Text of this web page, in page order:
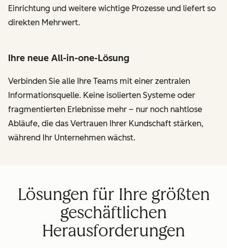
Einrichtung und weitere wichtige Prozesse und liefert so
direkten Mehrwert.
Ihre neue All-in-one-Lösung
Verbinden Sie alle Ihre Teams mit einer zentralen
Informationsquelle. Keine isolierten Systeme oder
fragmentierten Erlebnisse mehr – nur noch nahtlose
Abläufe, die das Vertrauen Ihrer Kundschaft stärken,
während Ihr Unternehmen wächst.
Lösungen für Ihre größten
geschäftlichen
Herausforderungen